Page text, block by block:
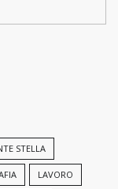
STELLA
LAVORO